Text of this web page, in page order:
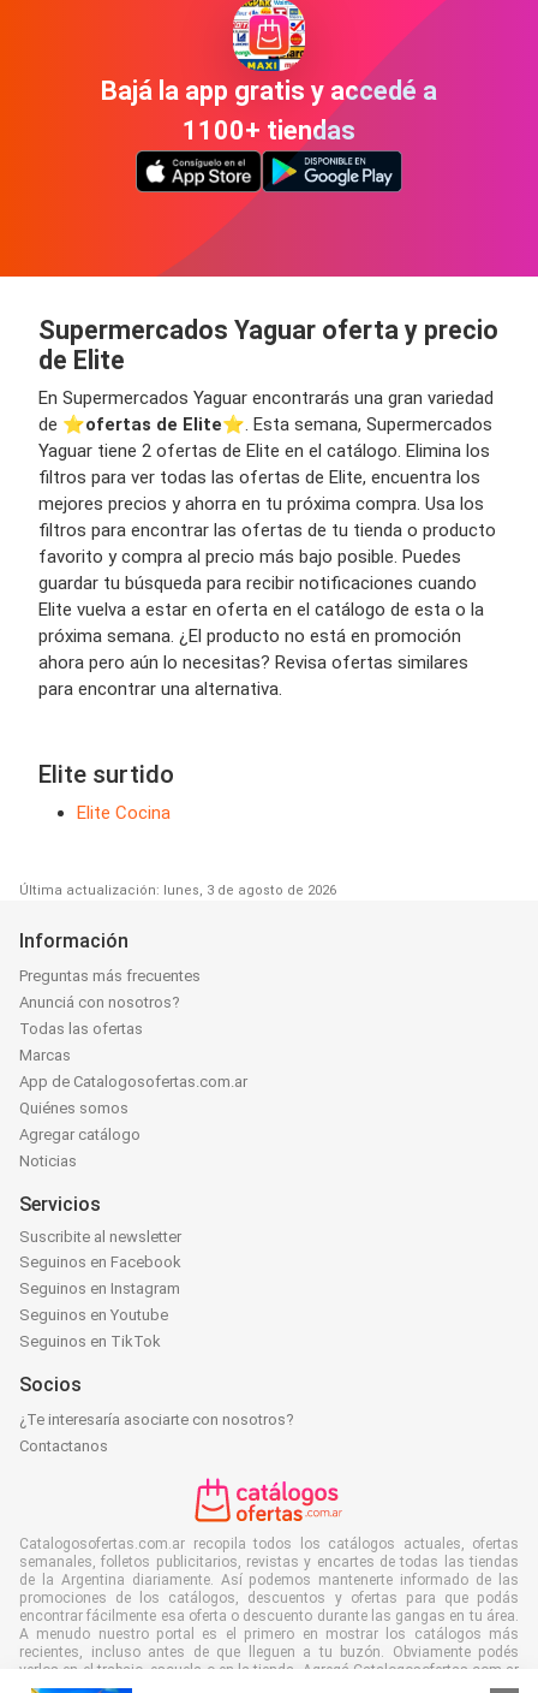
Bajá la app gratis y accedé a
1100+ tiendas
Supermercados Yaguar oferta y precio
de Elite
En Supermercados Yaguar encontrarás una gran variedad
de ⭐️ofertas de Elite⭐️. Esta semana, Supermercados
Yaguar tiene 2 ofertas de Elite en el catálogo. Elimina los
filtros para ver todas las ofertas de Elite, encuentra los
mejores precios y ahorra en tu próxima compra. Usa los
filtros para encontrar las ofertas de tu tienda o producto
favorito y compra al precio más bajo posible. Puedes
guardar tu búsqueda para recibir notificaciones cuando
Elite vuelva a estar en oferta en el catálogo de esta o la
próxima semana. ¿El producto no está en promoción
ahora pero aún lo necesitas? Revisa ofertas similares
para encontrar una alternativa.
Elite surtido
Elite Cocina
Última actualización: lunes, 3 de agosto de 2026
Información
Preguntas más frecuentes
Anunciá con nosotros?
Todas las ofertas
Marcas
App de Catalogosofertas.com.ar
Quiénes somos
Agregar catálogo
Noticias
Servicios
Suscribite al newsletter
Seguinos en Facebook
Seguinos en Instagram
Seguinos en Youtube
Seguinos en TikTok
Socios
¿Te interesaría asociarte con nosotros?
Contactanos
Catalogosofertas.com.ar recopila todos los catálogos actuales, ofertas
semanales, folletos publicitarios, revistas y encartes de todas las tiendas
de la Argentina diariamente. Así podemos mantenerte informado de las
promociones de los catálogos, descuentos y ofertas para que podás
encontrar fácilmente esa oferta o descuento durante las gangas en tu área.
A menudo nuestro portal es el primero en mostrar los catálogos más
recientes, incluso antes de que lleguen a tu buzón. Obviamente podés
verlos en el trabajo, escuela o en la tienda. Agregá Catalogosofertas.com.ar
a tus favoritos y ahorrá muchísimo tiempo y dinero. Además, al leer folletos